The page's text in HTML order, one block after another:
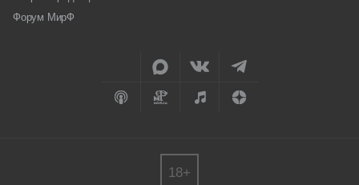
Форум МирФ
18+